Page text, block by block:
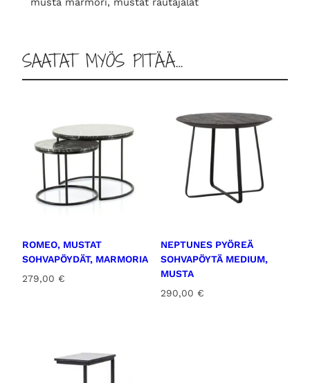
a
m
SAATAT MYÖS PITÄÄ…
ROMEO, MUSTAT
SOHVAPÖYDÄT, MARMORIA
279,00 €
NEPTUNES PYÖREÄ
SOHVAPÖYTÄ MEDIUM,
MUSTA
290,00 €